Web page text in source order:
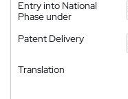
Entry into National
Phase under
Patent Delivery
Translation